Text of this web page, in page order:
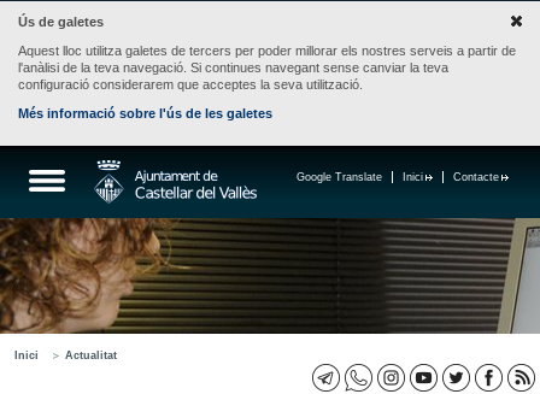
Ús de galetes
Aquest lloc utilitza galetes de tercers per poder millorar els nostres serveis a partir de
l'anàlisi de la teva navegació. Si continues navegant sense canviar la teva
configuració considerarem que acceptes la seva utilització.
Més informació sobre l'ús de les galetes
Contacte
Inici
Google Translate
Inici Actualitat